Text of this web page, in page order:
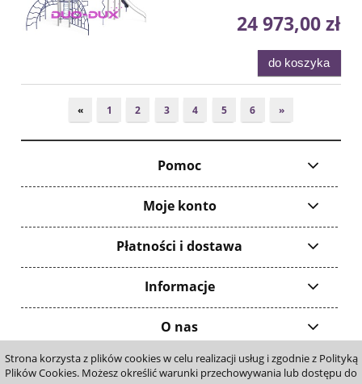
Strona korzysta z plików cookies w celu realizacji usług i zgodnie z Polityką
Plików Cookies. Możesz określić warunki przechowywania lub dostępu do
24 973,00 zł
do koszyka
« 1 2 3 4 5 6 »
Pomoc
Moje konto
Płatności i dostawa
Informacje
O nas
pokaż pełną wersję strony